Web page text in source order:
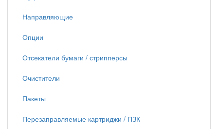
Направляющие
Опции
Отсекатели бумаги / стрипперсы
Очистители
Пакеты
Перезаправляемые картриджи / ПЗК